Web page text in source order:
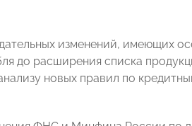
изменений, имеющих
до расширения списка
новых правил по